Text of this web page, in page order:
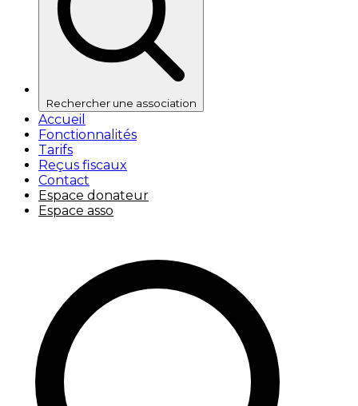
Rechercher une association
Accueil
Fonctionnalités
Tarifs
Reçus fiscaux
Contact
Espace donateur
Espace asso